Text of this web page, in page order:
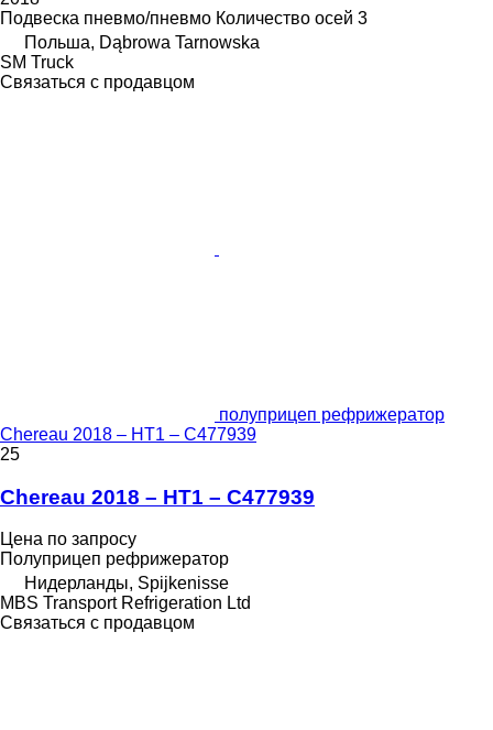
Подвеска пневмо/пневмо Количество осей 3
Польша, Dąbrowa Tarnowska
SM Truck
Связаться с продавцом
полуприцеп рефрижератор
Chereau 2018 – HT1 – C477939
25
Chereau 2018 – HT1 – C477939
Цена по запросу
Полуприцеп рефрижератор
Нидерланды, Spijkenisse
MBS Transport Refrigeration Ltd
Связаться с продавцом